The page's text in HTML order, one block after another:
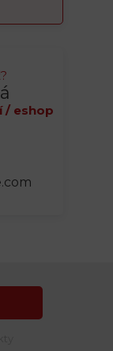
/ eshop